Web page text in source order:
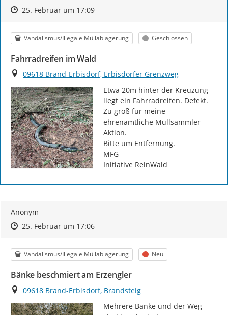
Zeitpunkt des Erstellens
Zeitpunkt des Erstellens
25. Februar um 17:09Zur Äußerung
Kategorie
Vandalismus/Illegale Müllablagerung Status
Geschlossen
Fahrradreifen im Wald
Ort
09618 Brand-Erbisdorf, Erbisdorfer Grenzweg
Etwa 20m hinter der Kreuzung
liegt ein Fahrradreifen. Defekt.
Zu groß für meine
ehrenamtliche Müllsammler
Aktion.
Bitte um Entfernung.
MFG
Initiative ReinWald
Anonym
Zeitpunkt des Erstellens
Zeitpunkt des Erstellens
25. Februar um 17:06Zur Äußerung
Kategorie
Vandalismus/Illegale Müllablagerung Status
Neu
Bänke beschmiert am Erzengler
Ort
09618 Brand-Erbisdorf, Brandsteig
Mehrere Bänke und der Weg